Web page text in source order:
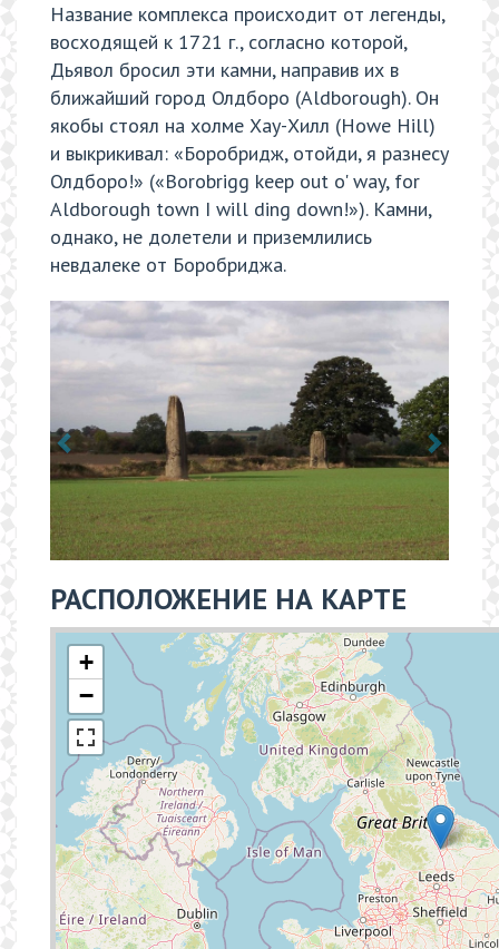
Название комплекса происходит от легенды,
восходящей к 1721 г., согласно которой,
Дьявол бросил эти камни, направив их в
ближайший город Олдборо (Aldborough). Он
якобы стоял на холме Хау-Хилл (Howe Hill)
и выкрикивал: «Боробридж, отойди, я разнесу
Олдборо!» («Borobrigg keep out o' way, for
Aldborough town I will ding down!»). Камни,
однако, не долетели и приземлились
невдалеке от Боробриджа.
РАСПОЛОЖЕНИЕ НА КАРТЕ
+
−